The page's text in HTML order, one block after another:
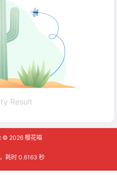
Result
© 2026 樱花喵
耗时 0.6163 秒